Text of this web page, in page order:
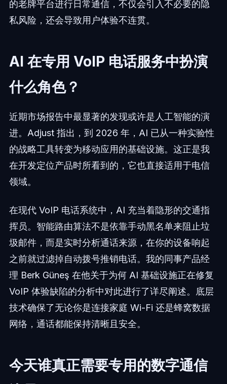
的老牌平台进行日常通信，不仅会引入不必要的隐
私风险，还会导致用户体验不连贯。
AI 在专用 VoIP 电话服务中扮演
什么角色？
近期市场报告中最显著的发现或许是人工智能的演
进。Adjust 指出，到 2026 年，AI 已从一种实验性
的战略工具转变为移动应用的基础设施。这正是我
在开发定位产品时所看到的，它也直接适用于电信
领域。
在现代 VoIP 电话系统中，AI 充当着隐形的交通指
挥员。智能路由算法不是依靠手动黑名单来阻止垃
圾邮件，而是实时分析通话来源，在你的设备响起
之前就过滤掉自动拨号推销电话。我的同事产品经
理 Berk Güneş 在他关于为何 AI 基础设施正在修复
VoIP 体验缺陷的分析中对此进行了详尽阐述。底层
技术确保了无论你是连接家庭 Wi-Fi 还是蜂窝数据
网络，通话都能保持清晰且安全。
今天谁真正需要专用的数字通信